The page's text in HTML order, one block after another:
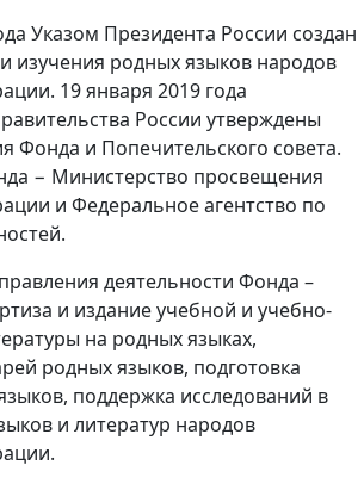
Указом Президента России создан
изучения родных языков народов
19 января 2019 года
России утверждены
Фонда и Попечительского совета.
− Министерство просвещения
и Федеральное агентство по
деятельности Фонда –
и издание учебной и учебно-
на родных языках,
родных языков, подготовка
поддержка исследований в
и литератур народов